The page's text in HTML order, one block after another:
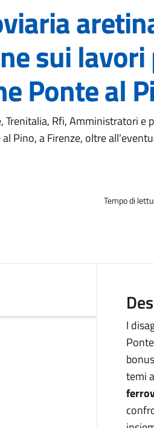
sui lavori
Ponte al
notiziaRfi, Amministratori e
Pino, a Firenze, oltre
Tempo di
I
temi